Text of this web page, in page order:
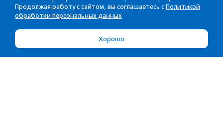
Продолжая работу с сайтом, вы соглашаетесь с Политикой
обработки персональных данных
Хорошо